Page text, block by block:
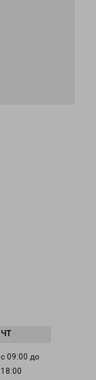
с 09:00 до
18:00